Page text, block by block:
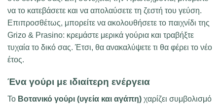
να το κατεβάσετε και να απολαύσετε τη ζεστή του γεύση.
Επιπροσθέτως, μπορείτε να ακολουθήσετε το παιχνίδι της
Grizo & Prasino: κρεμάστε μερικά γούρια και τραβήξτε
τυχαία το δικό σας. Έτσι, θα ανακαλύψετε τι θα φέρει το νέο
έτος.
Ένα γούρι με ιδιαίτερη ενέργεια
Το Βοτανικό γούρι (υγεία και αγάπη) χαρίζει συμβολισμό